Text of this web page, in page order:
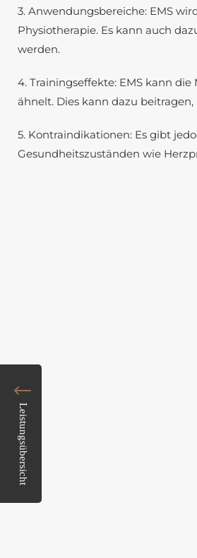
Leistungsübersicht
3. Anwendungsbereiche: EMS
Physiotherapie. Es kann auch
werden.
4. Trainingseffekte: EMS kann
ähnelt. Dies kann dazu
5. Kontraindikationen: Es gibt
Gesundheitszuständen wie